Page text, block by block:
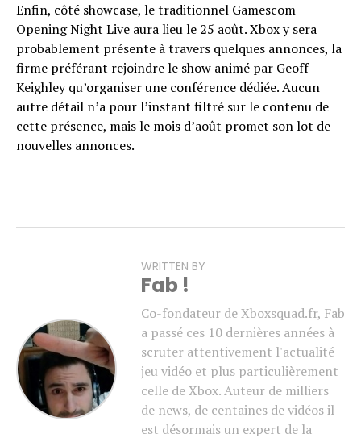
Enfin, côté showcase, le traditionnel Gamescom
Opening Night Live aura lieu le 25 août. Xbox y sera
probablement présente à travers quelques annonces, la
firme préférant rejoindre le show animé par Geoff
Keighley qu’organiser une conférence dédiée. Aucun
autre détail n’a pour l’instant filtré sur le contenu de
cette présence, mais le mois d’août promet son lot de
nouvelles annonces.
WRITTEN BY
Fab !
Co-fondateur de Xboxsquad.fr, Fab
a passé ces 10 dernières années à
scruter attentivement l'actualité
jeu vidéo et plus particulièrement
celle de Xbox. Auteur de milliers
de news, de centaines de vidéos il
est désormais un expert de la